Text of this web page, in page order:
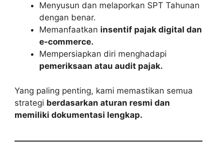
Menyusun dan melaporkan SPT Tahunan
dengan benar.
Memanfaatkan insentif pajak digital dan
e-commerce.
Mempersiapkan diri menghadapi
pemeriksaan atau audit pajak.
Yang paling penting, kami memastikan semua
strategi berdasarkan aturan resmi dan
memiliki dokumentasi lengkap.